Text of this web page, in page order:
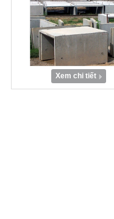
Xem chi tiết